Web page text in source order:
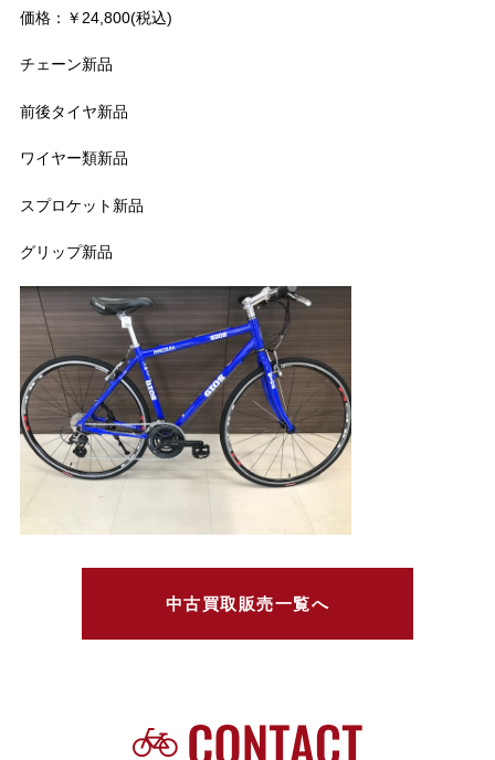
価格：￥24,800(税込)
チェーン新品
前後タイヤ新品
ワイヤー類新品
スプロケット新品
グリップ新品
中古買取販売一覧へ